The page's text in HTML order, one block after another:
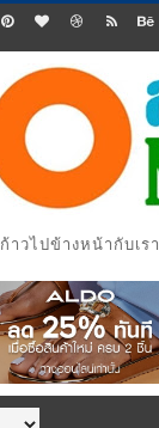
ก้าวไปข้างหน้ากับเรา